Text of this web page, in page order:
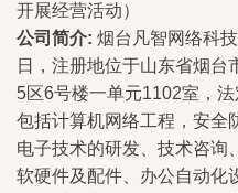
开展经营活动）
公司简介: 烟台凡智网络科
日，注册地位于山东省烟台
5区6号楼一单元1102室，
包括计算机网络工程，安全
电子技术的研发、技术咨询
软硬件及配件、办公自动化